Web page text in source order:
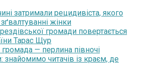
затримали рецидивіста, якого
жінки
громади повертається
Тарас Щур
— перлина півночі
знайомимо читачів із краєм, де